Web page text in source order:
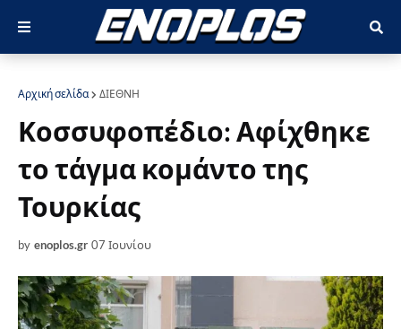
Αρχική σελίδα ΔΙΕΘΝΗ
Κοσσυφοπέδιο: Αφίχθηκε
το τάγμα κομάντο της
Τουρκίας
by enoplos.gr 07 Ιουνίου